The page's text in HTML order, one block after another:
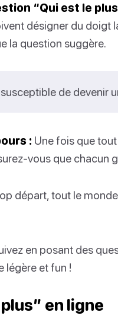
“Qui est le
désigner du doigt
la question suggère.
de devenir
: Une fois que
vous que chacun
départ, tout le
en posant des
légère et fun !
en ligne